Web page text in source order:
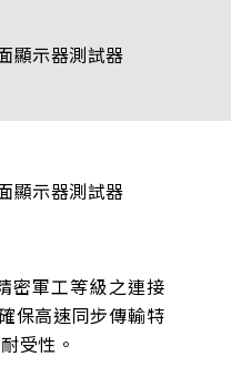
密軍工等級之連接
保高速同步傳輸特
受性。